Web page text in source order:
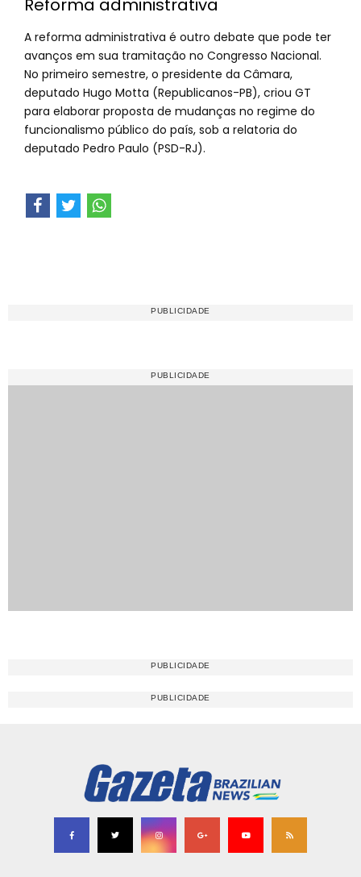
Reforma administrativa
A reforma administrativa é outro debate que pode ter
avanços em sua tramitação no Congresso Nacional.
No primeiro semestre, o presidente da Câmara,
deputado Hugo Motta (Republicanos-PB), criou GT
para elaborar proposta de mudanças no regime do
funcionalismo público do país, sob a relatoria do
deputado Pedro Paulo (PSD-RJ).